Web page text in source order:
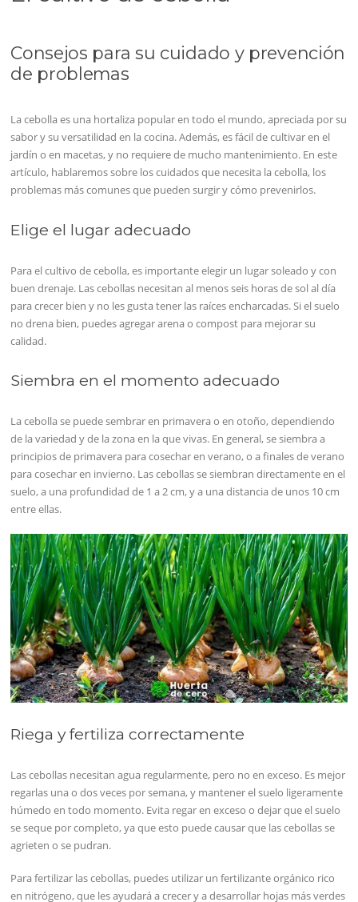
Consejos para su cuidado y prevención
de problemas
La cebolla es una hortaliza popular en todo el mundo, apreciada por su
sabor y su versatilidad en la cocina. Además, es fácil de cultivar en el
jardín o en macetas, y no requiere de mucho mantenimiento. En este
artículo, hablaremos sobre los cuidados que necesita la cebolla, los
problemas más comunes que pueden surgir y cómo prevenirlos.
Elige el lugar adecuado
Para el cultivo de cebolla, es importante elegir un lugar soleado y con
buen drenaje. Las cebollas necesitan al menos seis horas de sol al día
para crecer bien y no les gusta tener las raíces encharcadas. Si el suelo
no drena bien, puedes agregar arena o compost para mejorar su
calidad.
Siembra en el momento adecuado
La cebolla se puede sembrar en primavera o en otoño, dependiendo
de la variedad y de la zona en la que vivas. En general, se siembra a
principios de primavera para cosechar en verano, o a finales de verano
para cosechar en invierno. Las cebollas se siembran directamente en el
suelo, a una profundidad de 1 a 2 cm, y a una distancia de unos 10 cm
entre ellas.
Riega y fertiliza correctamente
Las cebollas necesitan agua regularmente, pero no en exceso. Es mejor
regarlas una o dos veces por semana, y mantener el suelo ligeramente
húmedo en todo momento. Evita regar en exceso o dejar que el suelo
se seque por completo, ya que esto puede causar que las cebollas se
agrieten o se pudran.
Para fertilizar las cebollas, puedes utilizar un fertilizante orgánico rico
en nitrógeno, que les ayudará a crecer y a desarrollar hojas más verdes